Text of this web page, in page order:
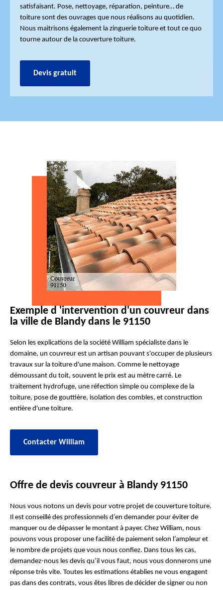
satisfaisant. Pose, nettoyage, réparation, peinture… de
toiture sont des ouvrages que nous réalisons au quotidien.
Nous maitrisons également la zinguerie toiture et tout ce quo
tourne autour de la couverture toiture.
Devis gratuit
Exemple d 'intervention d'un couvreur dans
la ville de Blandy dans le 91150
Selon les explications de la société William spécialiste dans le
domaine, un couvreur est un artisan pouvant s'occuper de plusieurs
travaux sur la toiture d'une maison. Comme le nettoyage
démoussant du toit, souvent le prix est au mètre carré. Le
traitement hydrofuge, une réfection simple ou complexe de la
toiture, pose de gouttière, isolation des combles, et construction
entière d'une toiture.
Contacter William
Offre de devis couvreur à Blandy 91150
Nous vous notons un devis pour votre projet de couverture toiture.
Il est conseillé des professionnels d’en demander pour éviter de
manquer ou de dépasser le montant à payer. Chez William, nous
pouvons vous proposer une facilité de paiement selon l’ampleur et
le nombre de projets que vous nous confiez. Dans tous les cas,
demandez-nous les devis qu’il vous faut, nous vous donnerons une
réponse très vite. Toutes les estimations établies ne vous engagent
pas dans des contrats, vous êtes libres de décider de signer ou non